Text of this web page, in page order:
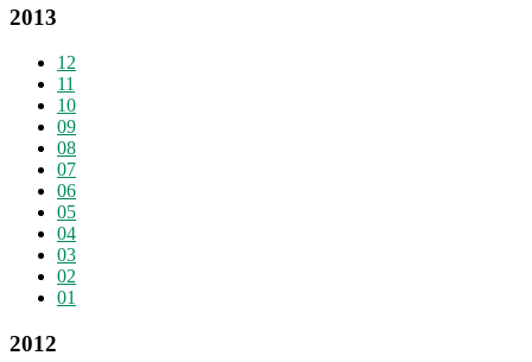
2013
12
11
10
09
08
07
06
05
04
03
02
01
2012